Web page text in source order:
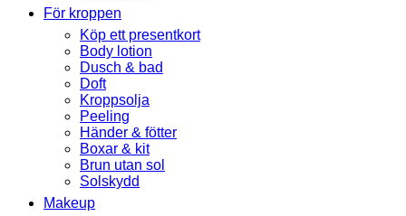
För kroppen
Köp ett presentkort
Body lotion
Dusch & bad
Doft
Kroppsolja
Peeling
Händer & fötter
Boxar & kit
Brun utan sol
Solskydd
Makeup